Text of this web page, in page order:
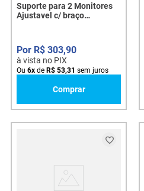
Suporte para 2 Monitores
Ajustavel c/ braço
R$ 303,90
à vista no PIX
Ou 6x de R$ 53,31 sem juros
Comprar